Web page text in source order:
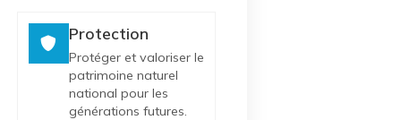
Protection
Protéger et valoriser le
patrimoine naturel
national pour les
générations futures.